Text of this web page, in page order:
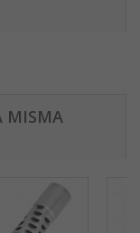
MISMA